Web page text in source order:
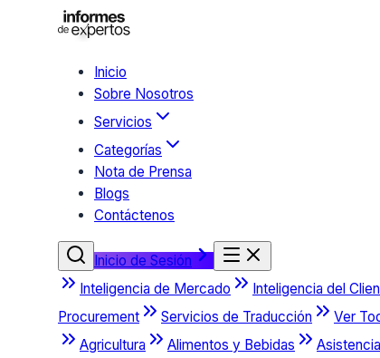
Inicio
Sobre Nosotros
Servicios
Categorías
Nota de Prensa
Blogs
Contáctenos
Inicio de Sesión
Inteligencia de Mercado
Inteligencia del
Procurement
Servicios de Traducción
Ver
Agricultura
Alimentos y Bebidas